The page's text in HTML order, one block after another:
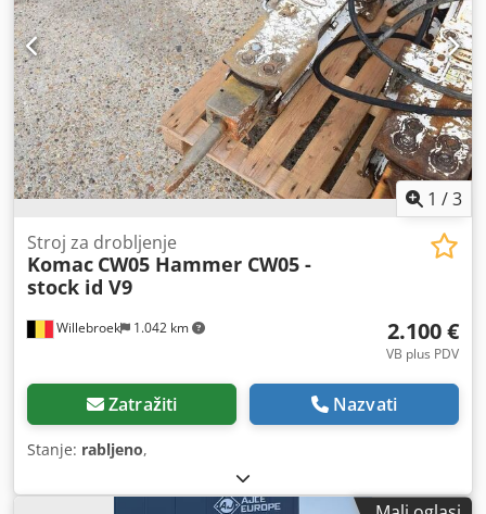
1 /3
Willebroek 1.042 km
Stroj za drobljenje
Komac CW05 Hammer CW05 -
stock id V9
2.100 €
VB plus PDV
Zatražiti Nazvati
Stanje: rabljeno,